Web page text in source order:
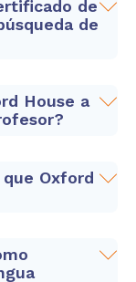
de
de
se
de
de ELE
en
House a
para
Oxford
les
en